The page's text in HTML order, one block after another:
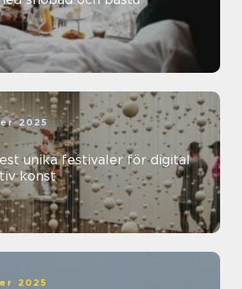
2025
unika festivaler för digital
konst
2025